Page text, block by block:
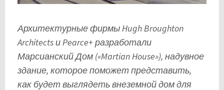
Архитектурные фирмы Hugh Broughton
Architects и Pearce+ разработали
Марсианский Дом («Martian House»), надувное
здание, которое поможет представить,
как будет выглядеть внеземной дом для